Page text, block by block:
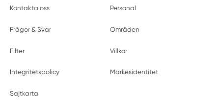
Kontakta oss Personal
Frågor & Svar Områden
Filter Villkor
Integritetspolicy Märkesidentitet
Sajtkarta